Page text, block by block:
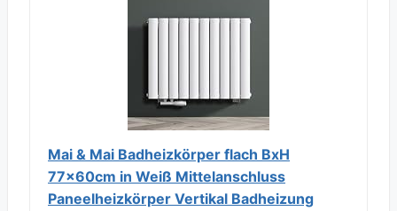
Mai & Mai Badheizkörper flach BxH
77x60cm in Weiß Mittelanschluss
Paneelheizkörper Vertikal Badheizung